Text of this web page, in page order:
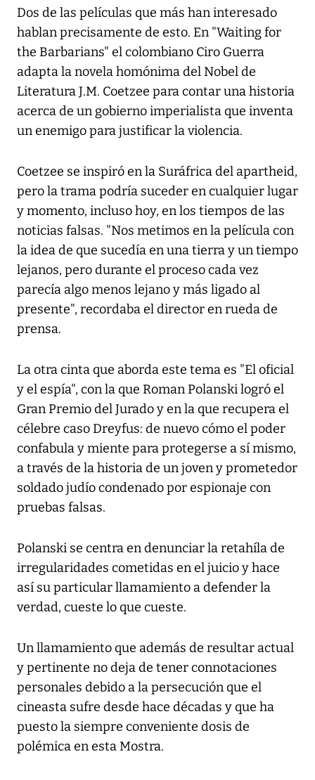
Dos de las películas que más han interesado
hablan precisamente de esto. En "Waiting for
the Barbarians" el colombiano Ciro Guerra
adapta la novela homónima del Nobel de
Literatura J.M. Coetzee para contar una historia
acerca de un gobierno imperialista que inventa
un enemigo para justificar la violencia.
Coetzee se inspiró en la Suráfrica del apartheid,
pero la trama podría suceder en cualquier lugar
y momento, incluso hoy, en los tiempos de las
noticias falsas. "Nos metimos en la película con
la idea de que sucedía en una tierra y un tiempo
lejanos, pero durante el proceso cada vez
parecía algo menos lejano y más ligado al
presente", recordaba el director en rueda de
prensa.
La otra cinta que aborda este tema es "El oficial
y el espía", con la que Roman Polanski logró el
Gran Premio del Jurado y en la que recupera el
célebre caso Dreyfus: de nuevo cómo el poder
confabula y miente para protegerse a sí mismo,
a través de la historia de un joven y prometedor
soldado judío condenado por espionaje con
pruebas falsas.
Polanski se centra en denunciar la retahíla de
irregularidades cometidas en el juicio y hace
así su particular llamamiento a defender la
verdad, cueste lo que cueste.
Un llamamiento que además de resultar actual
y pertinente no deja de tener connotaciones
personales debido a la persecución que el
cineasta sufre desde hace décadas y que ha
puesto la siempre conveniente dosis de
polémica en esta Mostra.